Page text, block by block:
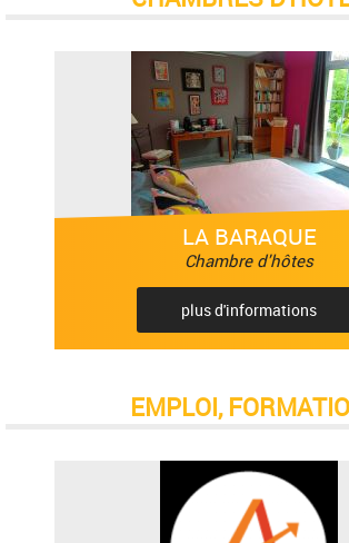
LA BARAQUE
Chambre d'hôtes
plus d'informations
EMPLOI,